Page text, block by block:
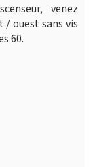
venez
ouest sans vis
60.